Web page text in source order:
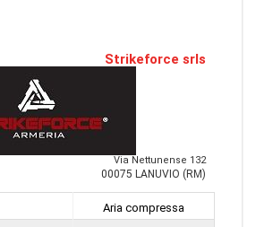
Strikeforce srls
Via Nettunense 132
00075 LANUVIO (RM)
Aria compressa